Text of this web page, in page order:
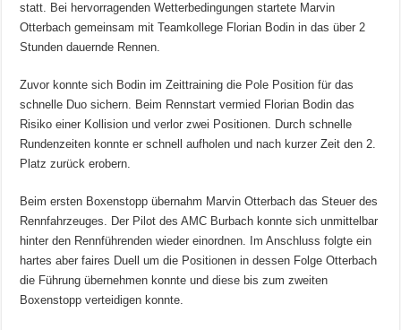
statt. Bei hervorragenden Wetterbedingungen startete Marvin
Otterbach gemeinsam mit Teamkollege Florian Bodin in das über 2
Stunden dauernde Rennen.
Zuvor konnte sich Bodin im Zeittraining die Pole Position für das
schnelle Duo sichern. Beim Rennstart vermied Florian Bodin das
Risiko einer Kollision und verlor zwei Positionen. Durch schnelle
Rundenzeiten konnte er schnell aufholen und nach kurzer Zeit den 2.
Platz zurück erobern.
Beim ersten Boxenstopp übernahm Marvin Otterbach das Steuer des
Rennfahrzeuges. Der Pilot des AMC Burbach konnte sich unmittelbar
hinter den Rennführenden wieder einordnen. Im Anschluss folgte ein
hartes aber faires Duell um die Positionen in dessen Folge Otterbach
die Führung übernehmen konnte und diese bis zum zweiten
Boxenstopp verteidigen konnte.